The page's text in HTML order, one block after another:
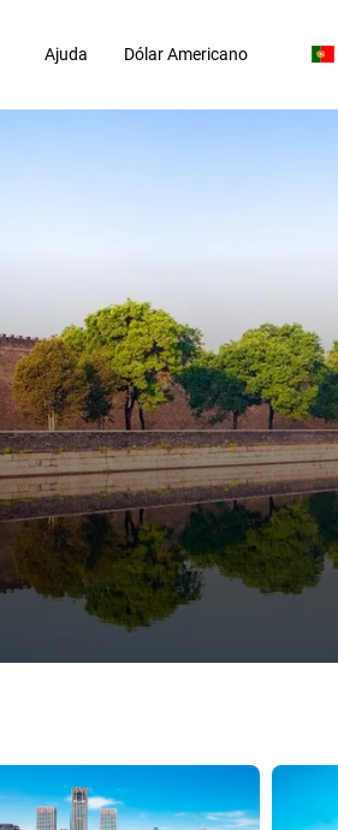
Ajuda Dólar Americano